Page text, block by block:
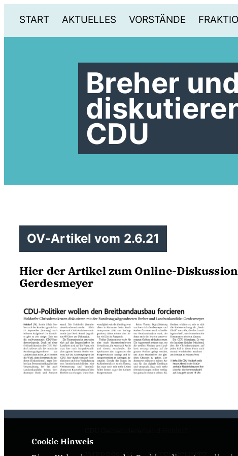
START AKTUELLES VORSTÄNDE
Breher
CDU
OV-Artikel vom 2.6.21
Hier der Artikel zum Online-
Gerdesmeyer
Cookie Hinweis